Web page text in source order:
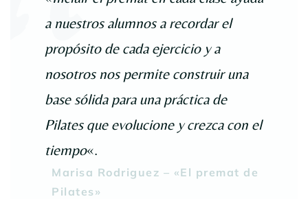
a nuestros alumnos a recordar el
propósito de cada ejercicio y a
nosotros nos permite construir una
base sólida para una práctica de
Pilates que evolucione y crezca con el
tiempo«.
Marisa Rodriguez – «El premat de
Pilates»